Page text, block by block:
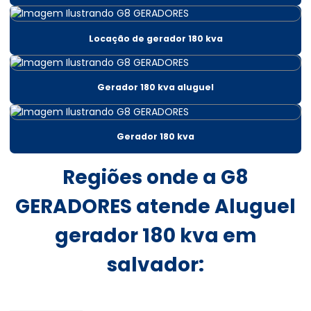
Aluguel de gerador 200 kva
Aluguel gerador 220v em salvador
Aluguel gerador 300 kva
Aluguel gerador 300 kva em salvador
Aluguel de gerador 400 kva
Aluguel de gerador 500 kva
Aluguel de gerador 60 kva
Locação de gerador 180 kva
Gerador 180 kva aluguel
Gerador 180 kva
Regiões onde a G8
GERADORES atende Aluguel
gerador 180 kva em
salvador: